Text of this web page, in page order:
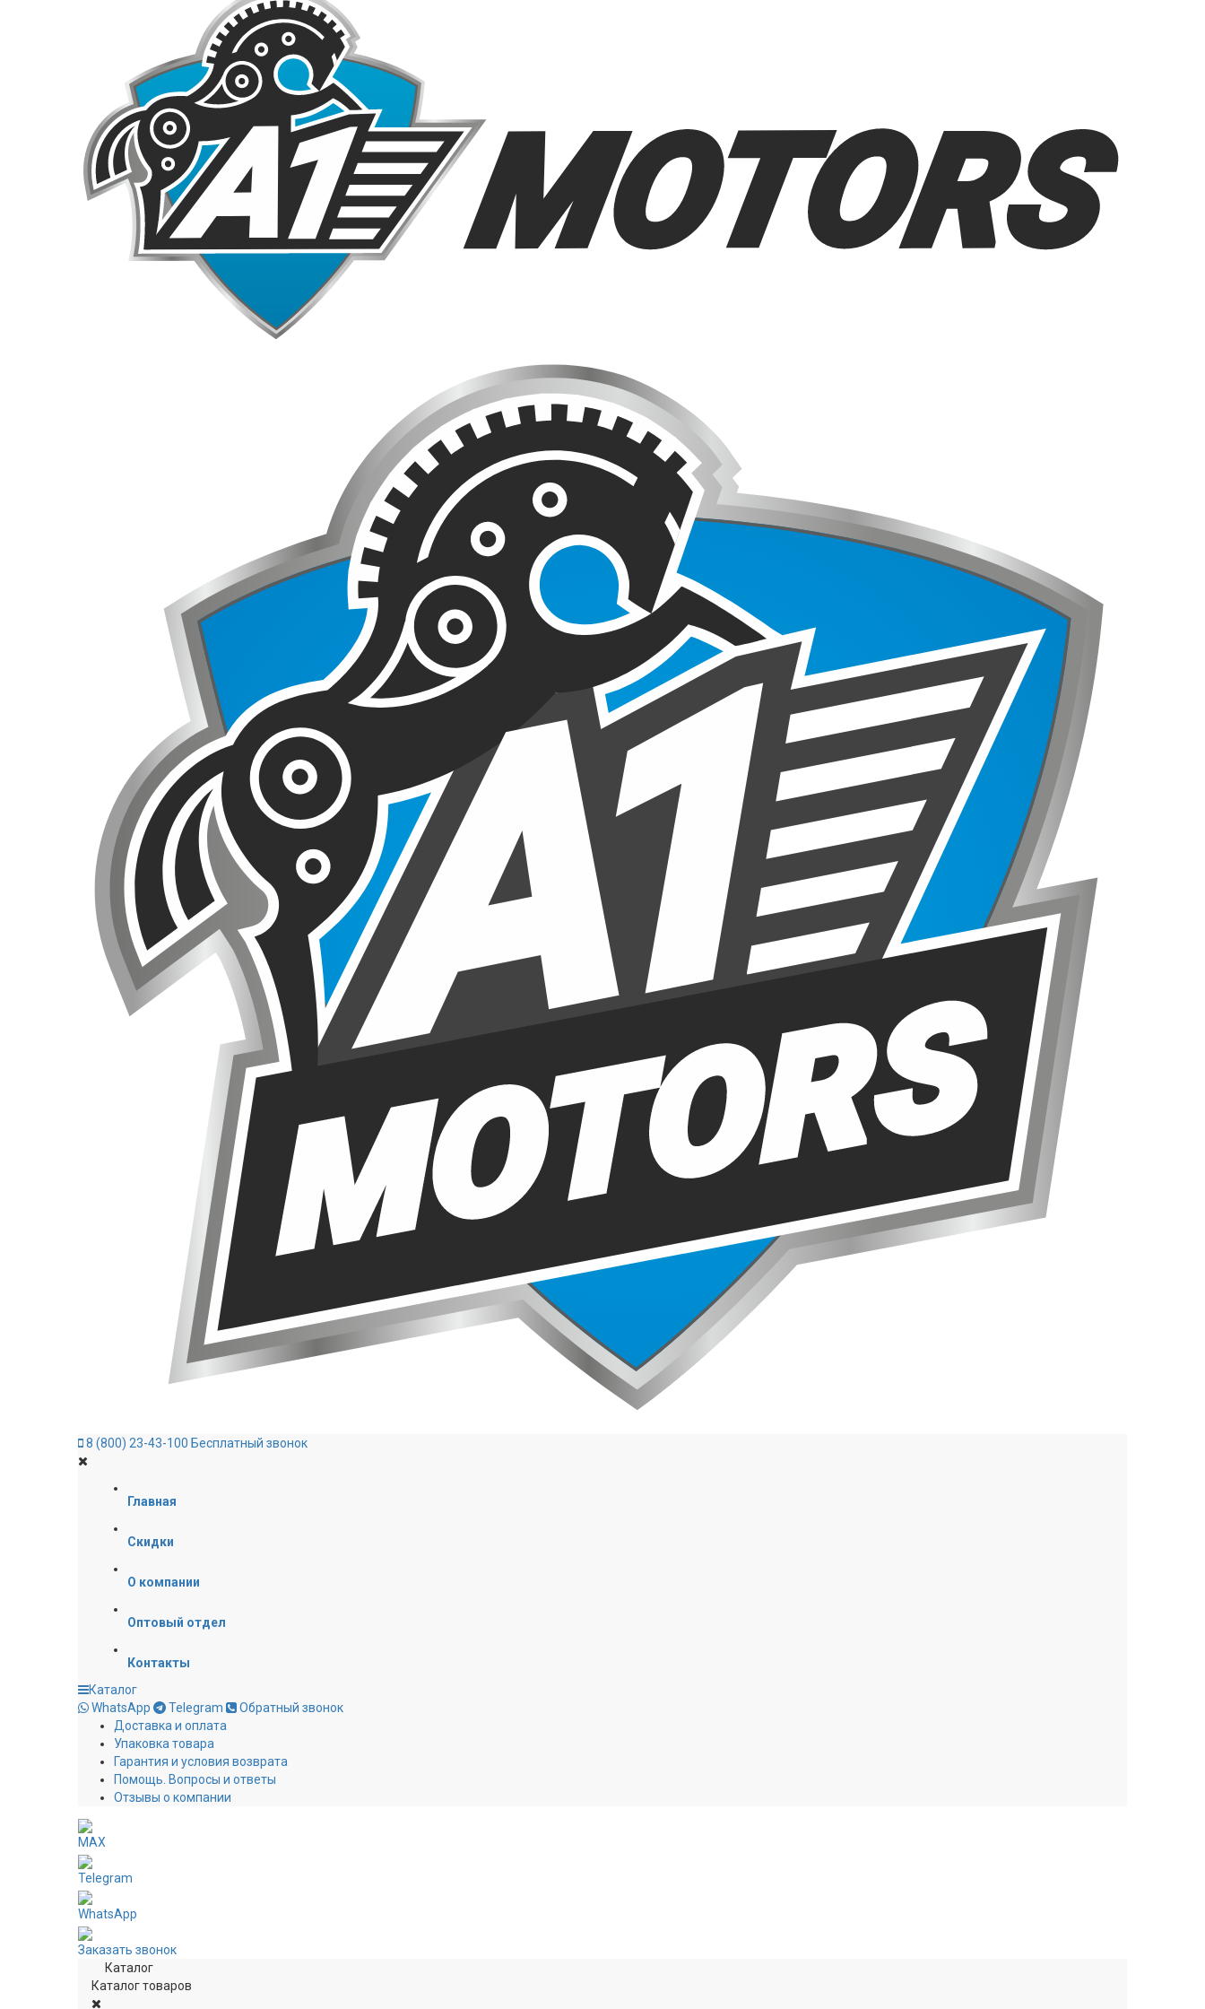
8 (800) 23-43-100 Бесплатный звонок
Главная
Скидки
О компании
Оптовый отдел
Контакты
Каталог
WhatsApp
Telegram
Обратный звонок
Доставка и оплата
Упаковка товара
Гарантия и условия возврата
Помощь. Вопросы и ответы
Отзывы о компании
MAX
Telegram
WhatsApp
Заказать звонок
Каталог
Каталог товаров